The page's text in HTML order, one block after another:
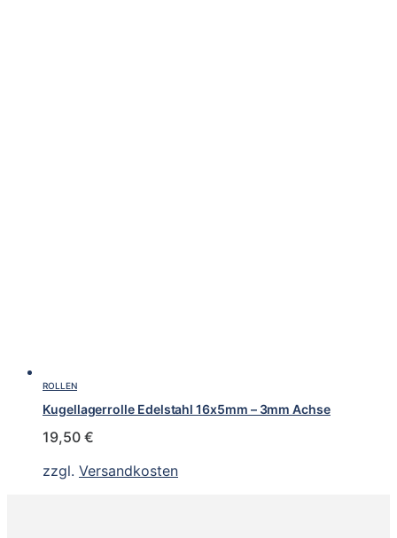
ROLLEN
Kugellagerrolle Edelstahl 16x5mm – 3mm Achse
19,50 €
zzgl. Versandkosten